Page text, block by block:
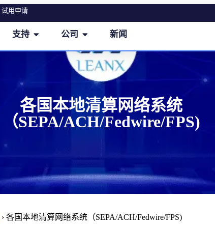
试用申请
支持 公司 新闻
各国本地清算网络系统
（SEPA/ACH/Fedwire/FPS)
›各国本地清算网络系统（SEPA/ACH/Fedwire/FPS)